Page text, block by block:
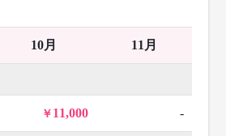
10月 11月
11,000 -